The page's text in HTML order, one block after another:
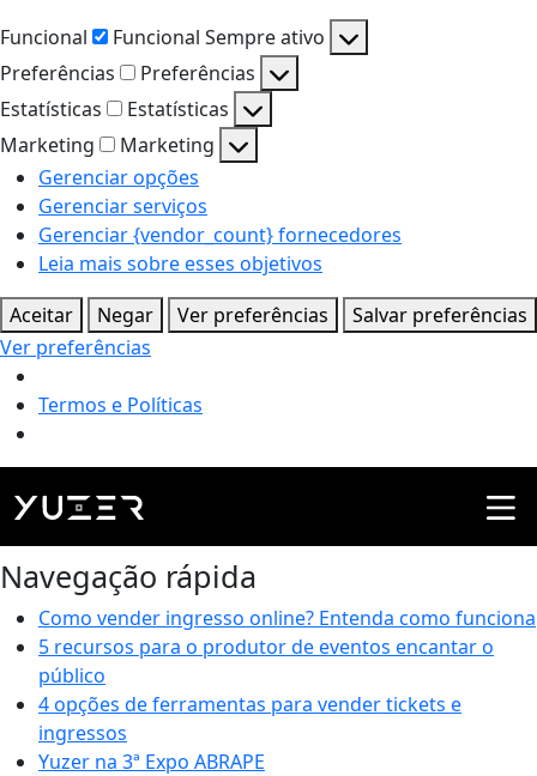
Funcional
Funcional Sempre ativo
Preferências
Preferências
Estatísticas
Estatísticas
Marketing
Marketing
Gerenciar opções
Gerenciar serviços
Gerenciar {vendor_count} fornecedores
Leia mais sobre esses objetivos
Aceitar
Negar Ver preferências
Salvar preferências
Ver preferências
Termos e Políticas
Categoria Cases Yuzer:
Casa de
Shows
Navegação rápida
Como vender ingresso online? Entenda como funciona
5 recursos para o produtor de eventos encantar o
público
4 opções de ferramentas para vender tickets e
ingressos
Yuzer na 3ª Expo ABRAPE